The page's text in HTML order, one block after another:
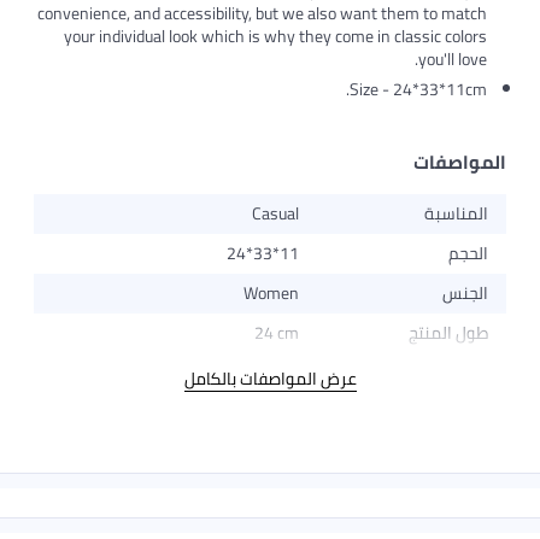
convenience, and accessibility, but we also want them to match
your individual look which is why they come in classic colors
you'll love.
Size - 24*33*11cm.
المواصفات
المناسبة
Casual
الحجم
24*33*11
الجنس
Women
طول المنتج
24 cm
عرض المواصفات بالكامل